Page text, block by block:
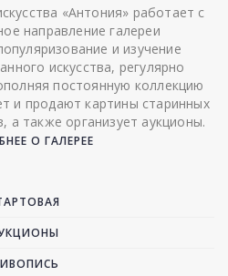
«Антония» работает с
направление галереи
и изучение
искусства, регулярно
постоянную коллекцию
и продают картины старинных
а также организует аукционы.
О ГАЛЕРЕЕ